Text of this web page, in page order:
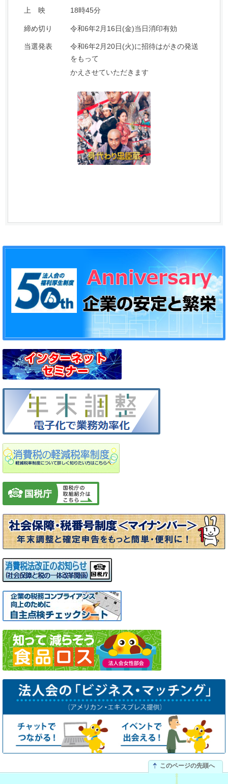
上 映 18時45分
締め切り 令和6年2月16日(金)当日消印有効
当選発表
令和6年2月20日(火)に招待はがきの発送
をもって
かえさせていただきます
このページの先頭へ